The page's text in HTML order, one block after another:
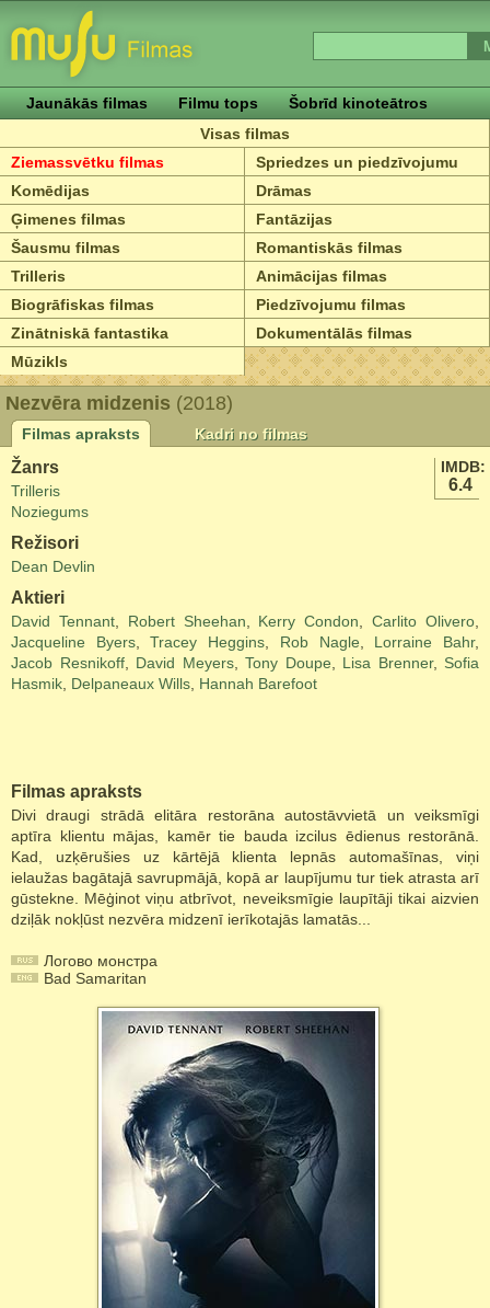
Jaunākās filmas Filmu tops
Šobrīd kinoteātros
Visas filmas
Ziemassvētku filmas
Spriedzes un piedzīvojumu
Komēdijas
Drāmas
Ģimenes filmas
Fantāzijas
Šausmu filmas
Romantiskās filmas
Trilleris
Animācijas filmas
Biogrāfiskas filmas
Piedzīvojumu filmas
Zinātniskā fantastika
Dokumentālās filmas
Mūzikls
Nezvēra midzenis (2018)
Filmas apraksts
Kadri no filmas
IMDB:
6.4
Žanrs
Trilleris
Noziegums
Režisori
Dean Devlin
Aktieri
David Tennant, Robert Sheehan Kerry Condon ,Carlito Olivero
Jacqueline Byers,Tracey Heggins Rob Nagle Lorraine Bahr,
Jacob Resnikoff, David Meyers, Tony Doupe Lisa Brenner, Sofia
Hasmik Delpaneaux Wills Hannah Barefoot
Filmas apraksts
Divi draugi strādā elitāra restorāna autostāvvietā un veiksmīgi
aptīra klientu mājas, kamēr tie bauda izcilus ēdienus restorānā.
Kad, uzķērušies uz kārtējā klienta lepnās automašīnas, viņi
ielaužas bagātajā savrupmājā, kopā ar laupījumu tur tiek atrasta arī
gūstekne. Mēģinot viņu atbrīvot, neveiksmīgie laupītāji tikai aizvien
dziļāk nokļūst nezvēra midzenī ierīkotajās lamatās...
Логово монстра
Bad Samaritan